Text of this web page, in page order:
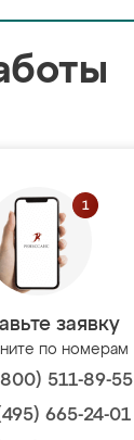
заявку
по номерам
511-89-55
665-24-01